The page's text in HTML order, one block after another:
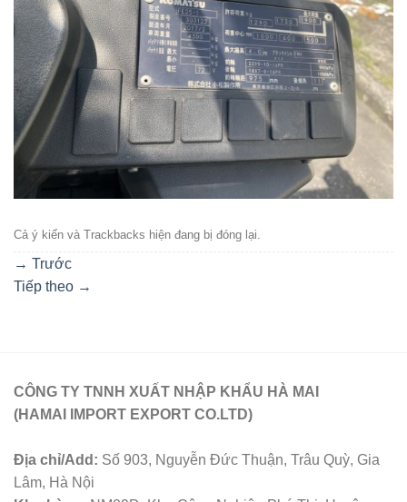
Cả ý kiến ​​và Trackbacks hiện đang bị đóng lại.
→ Trước
Tiếp theo →
CÔNG TY TNNH XUẤT NHẬP KHẨU HÀ MAI
(HAMAI IMPORT EXPORT CO.LTD)
Địa chỉ/Add: Số 903, Nguyễn Đức Thuận, Trâu Quỳ, Gia
Lâm, Hà Nội